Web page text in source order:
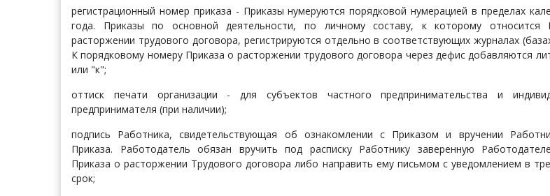
регистрационный номер приказа - Приказы нумеруются порядковой нумерацией в пределах
года. Приказы по основной деятельности, по личному составу, к которому относится
расторжении трудового договора, регистрируются отдельно в соответствующих журналах
К порядковому номеру Приказа о расторжении трудового договора через дефис добавляются
или "к";
оттиск печати организации - для субъектов частного предпринимательства и
предпринимателя (при наличии);
подпись Работника, свидетельствующая об ознакомлении с Приказом и вручении
Приказа. Работодатель обязан вручить под расписку Работнику заверенную
Приказа о расторжении Трудового договора либо направить ему письмом с уведомлением в
срок;